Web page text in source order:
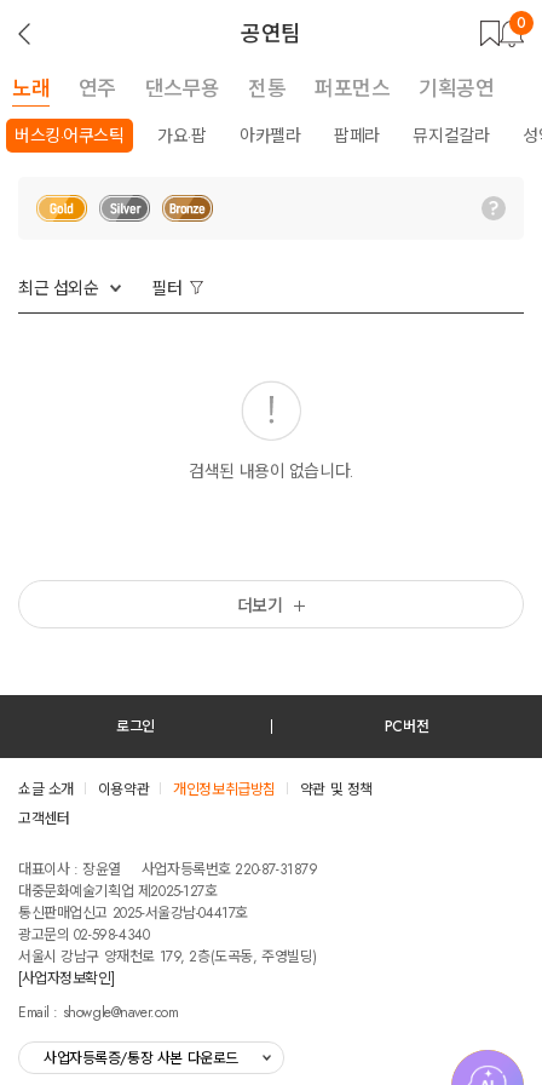
공연팀
뒤
로
기
0
노래 연주 댄스무용 전통 퍼포먼스 기획공연
버스킹·어쿠스틱 가요·팝 아카펠라 팝페라 뮤지컬갈라
최근 섭외순 필터
검색된 내용이 없습니다.
더보기
로그인 PC버전
쇼글 소개 이용약관 개인정보취급방침
약관 및 정책
고객센터
대표이사 : 장윤열
사업자등록번호 220-87-31879
대중문화예술기획업 제2025-127호
통신판매업신고 2025-서울강남-04417호
광고문의 02-598-4340
서울시 강남구 양재천로 179, 2층(도곡동, 주영빌딩)
[사업자정보확인]
Email : showgle@naver.com
사업자등록증/통장 사본 다운로드